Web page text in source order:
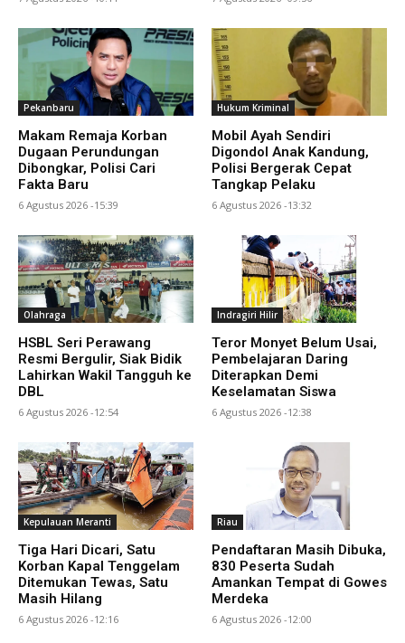
Pekanbaru
Makam Remaja Korban
Dugaan Perundungan
Dibongkar, Polisi Cari
Fakta Baru
6 Agustus 2026 -15:39
Hukum Kriminal
Mobil Ayah Sendiri
Digondol Anak Kandung,
Polisi Bergerak Cepat
Tangkap Pelaku
6 Agustus 2026 -13:32
Olahraga
HSBL Seri Perawang
Resmi Bergulir, Siak Bidik
Lahirkan Wakil Tangguh ke
DBL
6 Agustus 2026 -12:54
Indragiri Hilir
Teror Monyet Belum Usai,
Pembelajaran Daring
Diterapkan Demi
Keselamatan Siswa
6 Agustus 2026 -12:38
Kepulauan Meranti
Tiga Hari Dicari, Satu
Korban Kapal Tenggelam
Ditemukan Tewas, Satu
Masih Hilang
6 Agustus 2026 -12:16
Riau
Pendaftaran Masih Dibuka,
830 Peserta Sudah
Amankan Tempat di Gowes
Merdeka
6 Agustus 2026 -12:00